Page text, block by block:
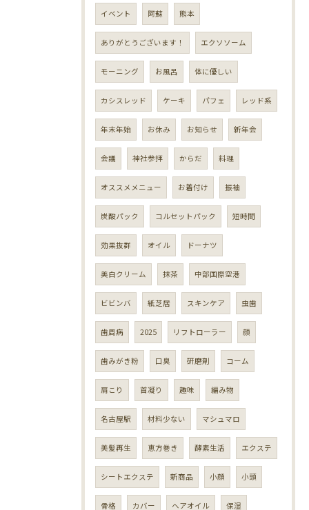
イベント 阿蘇 熊本
ありがとうございます！ エクソソーム
モーニング お風呂 体に優しい
カシスレッド ケーキ パフェ レッド系
年末年始 お休み お知らせ 新年会
会議 神社参拝 からだ 料理
オススメメニュー お着付け 振袖
炭酸パック コルセットパック 短時間
効果抜群 オイル ドーナツ
美白クリーム 抹茶 中部国際空港
ビビンバ 紙芝居 スキンケア 虫歯
歯周病 2025 リフトローラー 顔
歯みがき粉 口臭 研磨剤 コーム
肩こり 首凝り 趣味 編み物
名古屋駅 材料少ない マシュマロ
美髪再生 恵方巻き 酵素生活 エクステ
シートエクステ 新商品 小顔 小頭
骨格 カバー ヘアオイル 保湿